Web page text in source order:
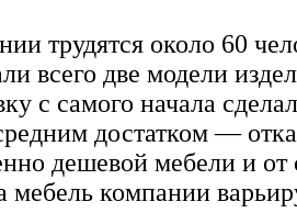
трудятся около 60
всего две модели
с самого начала
достатком —
дешевой мебели и
мебель компании